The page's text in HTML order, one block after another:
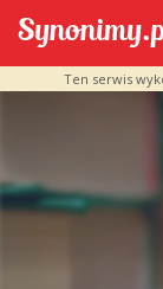
Ten serwis